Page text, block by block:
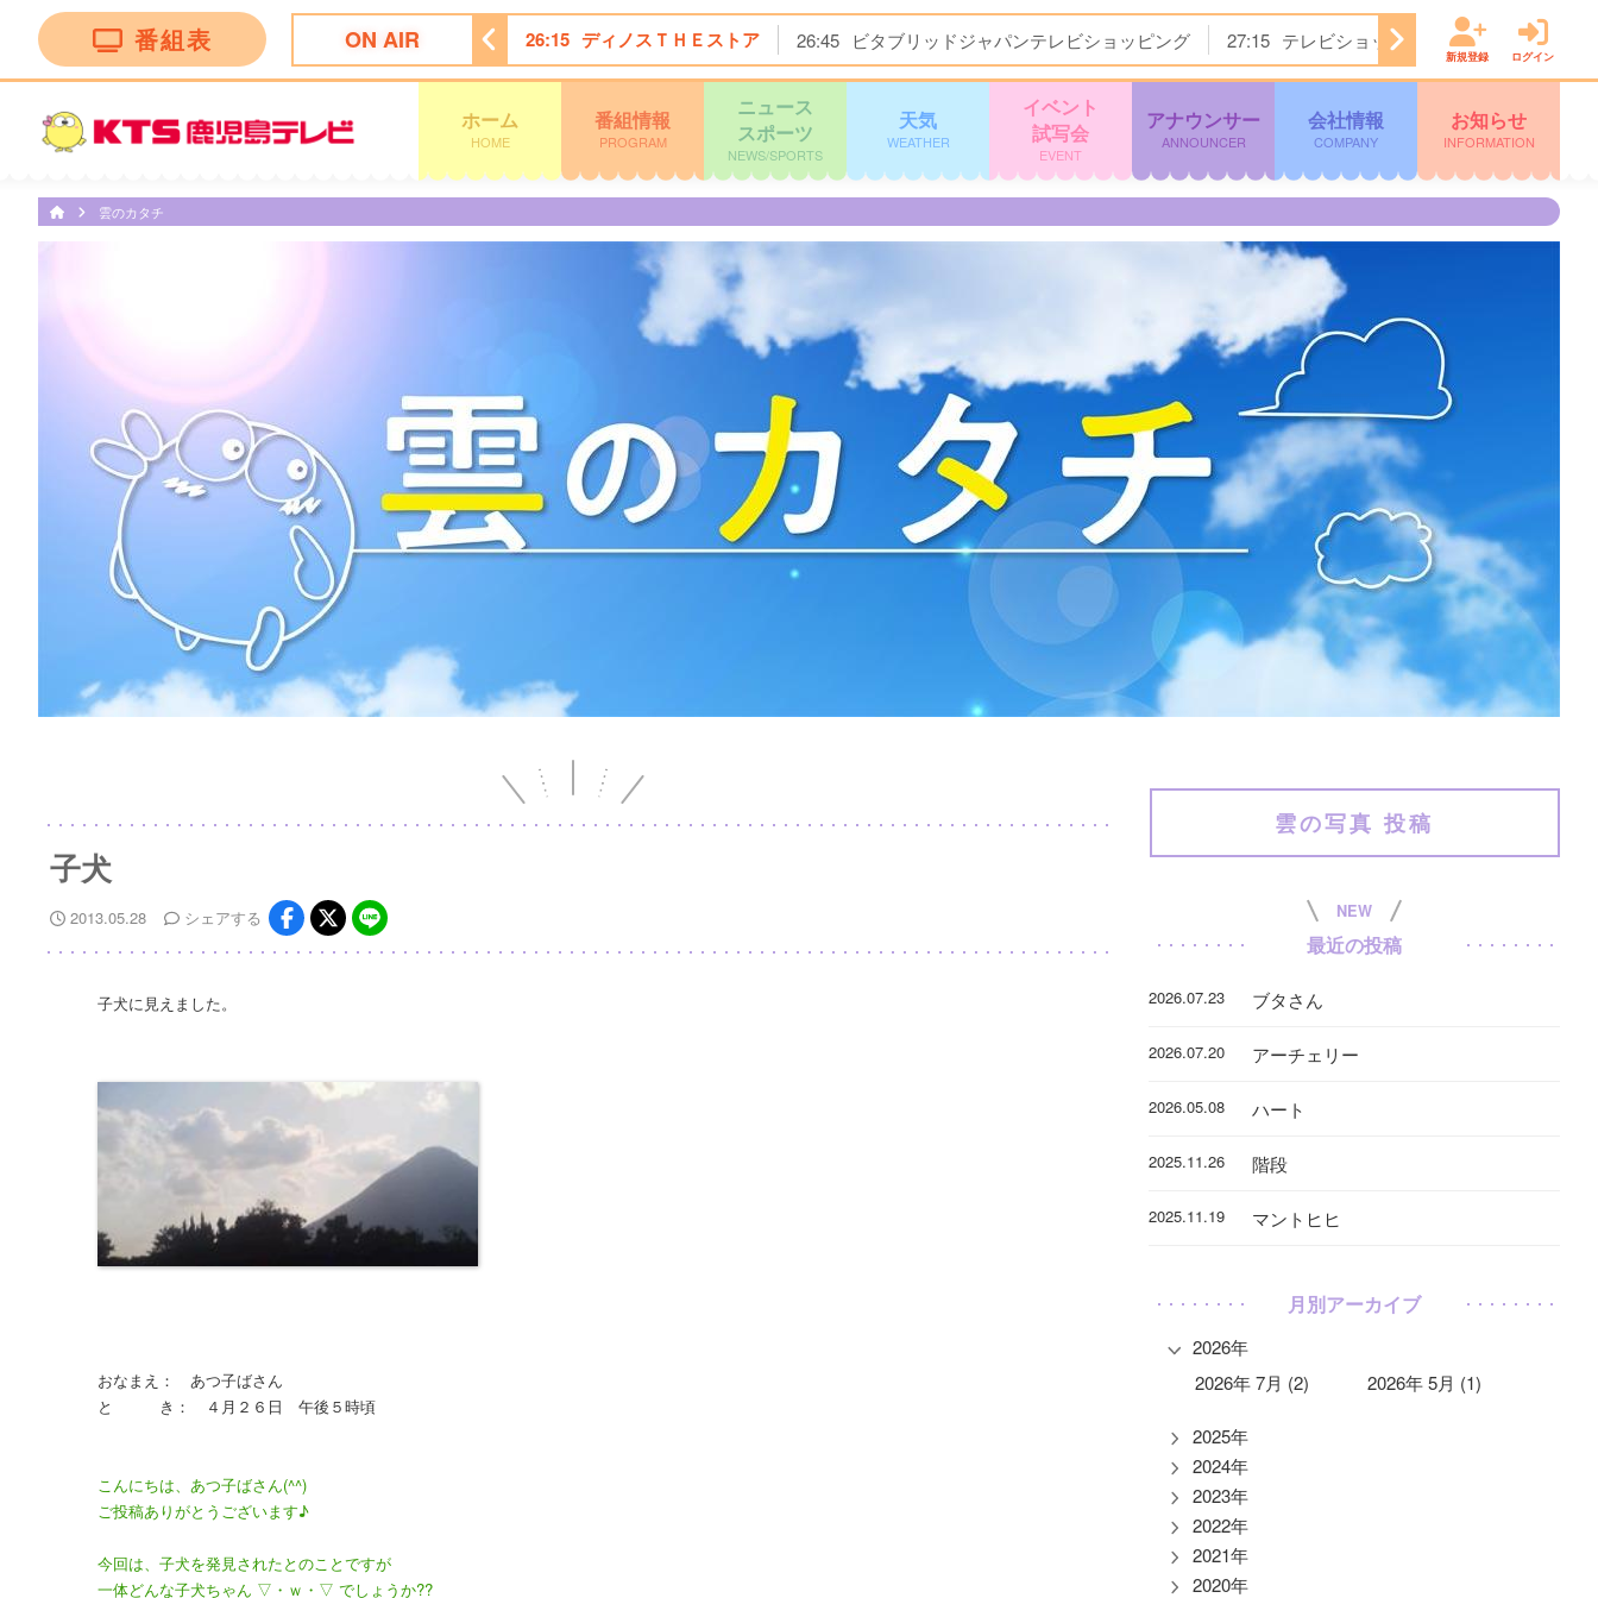
番組表 ON AIR
ー尾形のどんぶり旅 〜ニッポンのうまい！にサンキュー〜 26:15 ディノスＴＨＥストア 26:45 ビタブリッドジャパンテレビショッピング 27:15 テレビショッピング 27:45 天気予
新規登録 ログイン
ホーム
HOME
番組情報
PROGRAM
ニュース
スポーツ
NEWS/SPORTS
天気
WEATHER
イベント
試写会
EVENT
アナウンサー
ANNOUNCER
会社情報
COMPANY
お知らせ
INFORMATION
雲のカタチ
子犬
2013.05.28 シェアする
子犬に見えました。
おなまえ： あつ子ばさん
と き： ４月２６日 午後５時頃
こんにちは、あつ子ばさん(^^)
ご投稿ありがとうございます♪
今回は、子犬を発見されたとのことですが
一体どんな子犬ちゃん ▽・ｗ・▽ でしょうか??
雲の写真 投稿
NEW
最近の投稿
2026.07.23 ブタさん
2026.07.20 アーチェリー
2026.05.08 ハート
2025.11.26 階段
2025.11.19 マントヒヒ
月別アーカイブ
2026年
2026年 7月 (2)
2026年 5月 (1)
2025年
2024年
2023年
2022年
2021年
2020年